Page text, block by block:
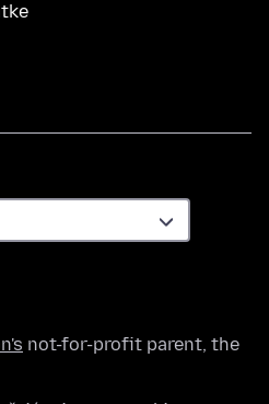
not-for-profit parent, the